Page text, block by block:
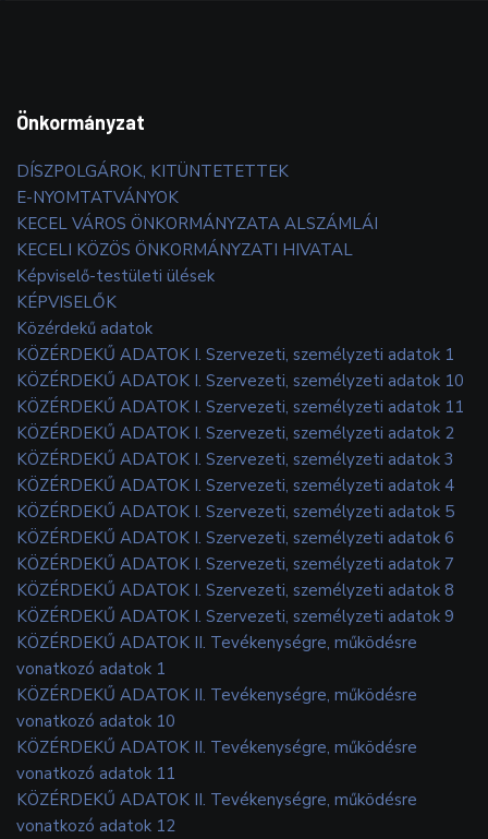
Önkormányzat
DÍSZPOLGÁROK, KITÜNTETETTEK
E-NYOMTATVÁNYOK
KECEL VÁROS ÖNKORMÁNYZATA ALSZÁMLÁI
KECELI KÖZÖS ÖNKORMÁNYZATI HIVATAL
Képviselő-testületi ülések
KÉPVISELŐK
Közérdekű adatok
KÖZÉRDEKŰ ADATOK I. Szervezeti, személyzeti adatok 1
KÖZÉRDEKŰ ADATOK I. Szervezeti, személyzeti adatok 10
KÖZÉRDEKŰ ADATOK I. Szervezeti, személyzeti adatok 11
KÖZÉRDEKŰ ADATOK I. Szervezeti, személyzeti adatok 2
KÖZÉRDEKŰ ADATOK I. Szervezeti, személyzeti adatok 3
KÖZÉRDEKŰ ADATOK I. Szervezeti, személyzeti adatok 4
KÖZÉRDEKŰ ADATOK I. Szervezeti, személyzeti adatok 5
KÖZÉRDEKŰ ADATOK I. Szervezeti, személyzeti adatok 6
KÖZÉRDEKŰ ADATOK I. Szervezeti, személyzeti adatok 7
KÖZÉRDEKŰ ADATOK I. Szervezeti, személyzeti adatok 8
KÖZÉRDEKŰ ADATOK I. Szervezeti, személyzeti adatok 9
KÖZÉRDEKŰ ADATOK II. Tevékenységre, működésre
vonatkozó adatok 1
KÖZÉRDEKŰ ADATOK II. Tevékenységre, működésre
vonatkozó adatok 10
KÖZÉRDEKŰ ADATOK II. Tevékenységre, működésre
vonatkozó adatok 11
KÖZÉRDEKŰ ADATOK II. Tevékenységre, működésre
vonatkozó adatok 12